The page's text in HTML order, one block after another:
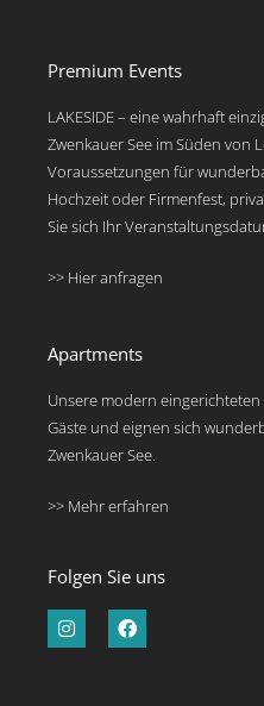
Premium Events
LAKESIDE – eine wahrhaft
Zwenkauer See im Süden von
Voraussetzungen für
Hochzeit oder Firmenfest,
Sie sich Ihr
>> Hier anfragen
Apartments
Unsere modern
Gäste und eignen sich
Zwenkauer See.
>> Mehr erfahren
Folgen Sie uns